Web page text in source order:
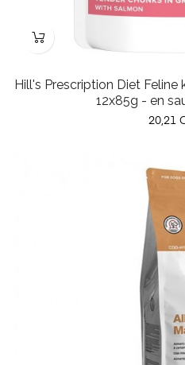
Hill's Prescription Diet Feline
12x85g - en
Prix
20,21